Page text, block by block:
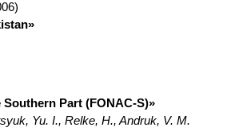
Part (FONAC-S)»
Yu. I., Relke, H., Andruk, V. M.